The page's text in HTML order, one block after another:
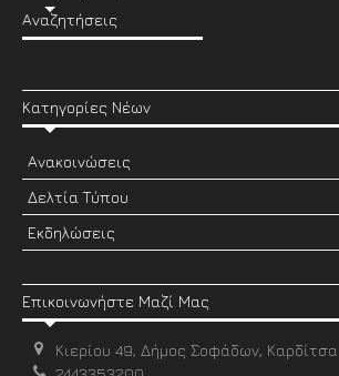
Αναζητήσεις
Κατηγορίες Νέων
Ανακοινώσεις
Δελτία Τύπου
Εκδηλώσεις
Επικοινωνήστε Μαζί Μας
Κιερίου 49, Δήμος Σοφάδων, Καρδίτσα